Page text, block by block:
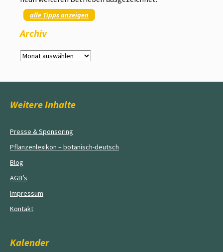
alle Tipps anzeigen
Archiv
Archiv
Weitere Inhalte
Presse & Sponsoring
Pflanzenlexikon – botanisch-deutsch
Blog
AGB’s
Impressum
Kontakt
Kalender